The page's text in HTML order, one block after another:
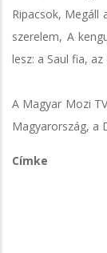
Ripacsok, Megáll
szerelem, A
lesz: a Saul fia,
A Magyar Mozi
Magyarország, a
Címke